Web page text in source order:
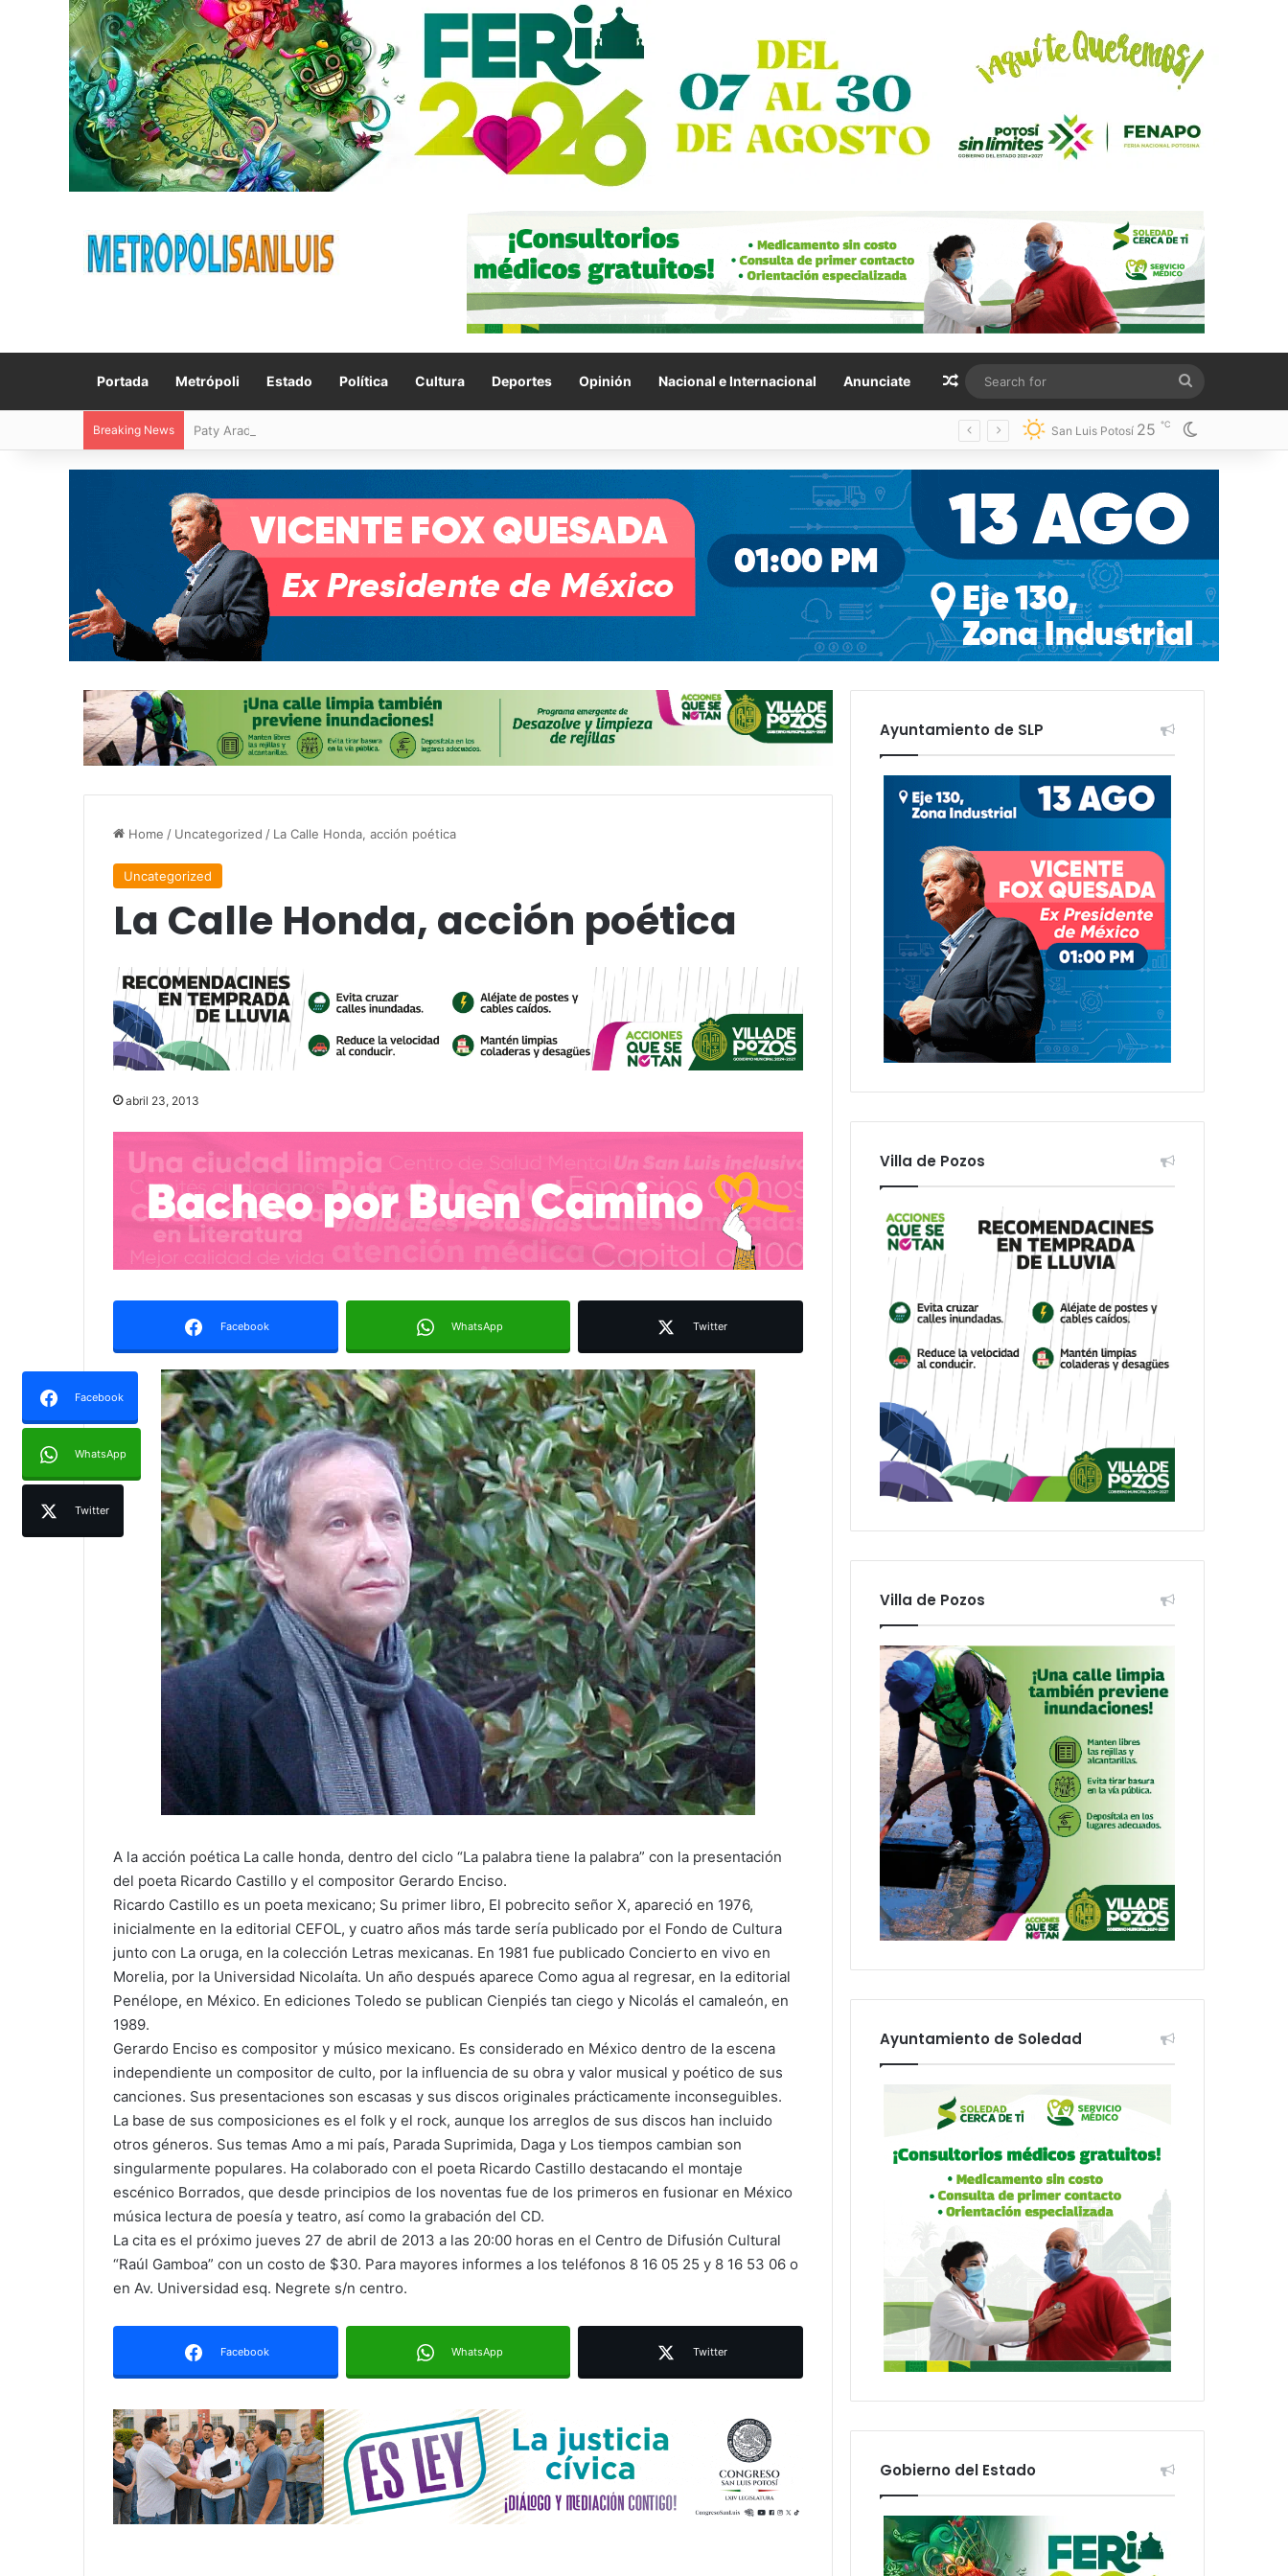
Portada Metrópoli Estado Política Cultura Deportes Opinión Nacional e Internacional Anunciate Random Article
for
Breaking News Paty Aradillas destaca impacto del nuevo desnivel de Circuito Potosí en la movilidad de Villa de Pozos San Luis Potosí 25 ℃
Home / Uncategorized / La Calle Honda, acción poética
Uncategorized
La Calle Honda, acción poética
abril 23, 2013
Facebook WhatsApp Twitter
Facebook
WhatsApp
Twitter
A la acción poética La calle honda, dentro del ciclo “La palabra tiene la palabra” con la presentación
del poeta Ricardo Castillo y el compositor Gerardo Enciso.
Ricardo Castillo es un poeta mexicano; Su primer libro, El pobrecito señor X, apareció en 1976,
inicialmente en la editorial CEFOL, y cuatro años más tarde sería publicado por el Fondo de Cultura
junto con La oruga, en la colección Letras mexicanas. En 1981 fue publicado Concierto en vivo en
Morelia, por la Universidad Nicolaíta. Un año después aparece Como agua al regresar, en la editorial
Penélope, en México. En ediciones Toledo se publican Cienpiés tan ciego y Nicolás el camaleón, en
1989.
Gerardo Enciso es compositor y músico mexicano. Es considerado en México dentro de la escena
independiente un compositor de culto, por la influencia de su obra y valor musical y poético de sus
canciones. Sus presentaciones son escasas y sus discos originales prácticamente inconseguibles.
La base de sus composiciones es el folk y el rock, aunque los arreglos de sus discos han incluido
otros géneros. Sus temas Amo a mi país, Parada Suprimida, Daga y Los tiempos cambian son
singularmente populares. Ha colaborado con el poeta Ricardo Castillo destacando el montaje
escénico Borrados, que desde principios de los noventas fue de los primeros en fusionar en México
música lectura de poesía y teatro, así como la grabación del CD.
La cita es el próximo jueves 27 de abril de 2013 a las 20:00 horas en el Centro de Difusión Cultural
“Raúl Gamboa” con un costo de $30. Para mayores informes a los teléfonos 8 16 05 25 y 8 16 53 06 o
en Av. Universidad esq. Negrete s/n centro.
Facebook WhatsApp Twitter
Ruth González destaca impacto del
movilidad estatal
Carlos Arreola pide a morenistas no
adelantarse y denuncia guerra de
bots rumbo a 2027
Ayuntamiento de SLP
Villa de Pozos
Villa de Pozos
Ayuntamiento de Soledad
Gobierno del Estado